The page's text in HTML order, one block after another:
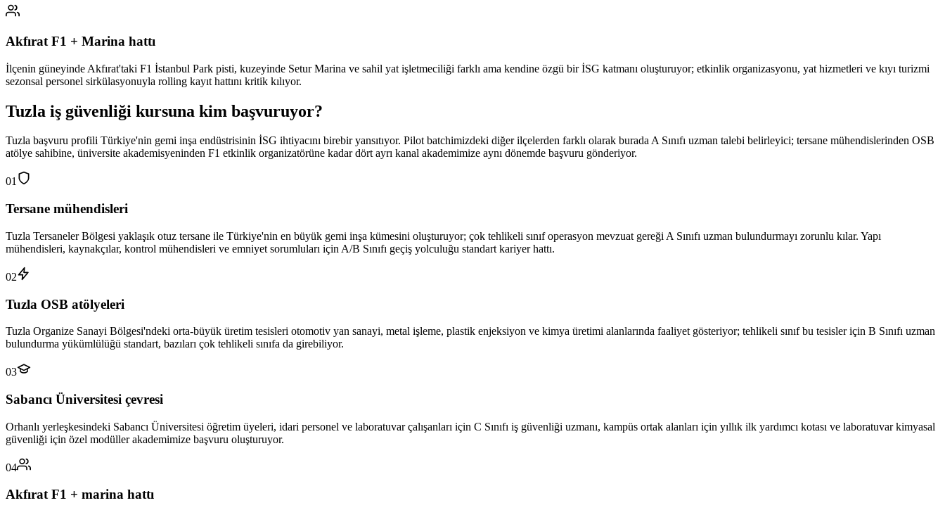
Akfırat F1 + Marina hattı
İlçenin güneyinde Akfırat'taki F1 İstanbul Park pisti, kuzeyinde Setur Marina ve sahil yat işletmeciliği farklı ama kendine özgü bir İSG katmanı oluşturuyor; etkinlik organizasyonu, yat hizmetleri ve kıyı turizmi
sezonsal personel sirkülasyonuyla rolling kayıt hattını kritik kılıyor.
Tuzla iş güvenliği kursuna kim başvuruyor?
Tuzla başvuru profili Türkiye'nin gemi inşa endüstrisinin İSG ihtiyacını birebir yansıtıyor. Pilot batchimizdeki diğer ilçelerden farklı olarak burada A Sınıfı uzman talebi belirleyici; tersane mühendislerinden OSB
atölye sahibine, üniversite akademisyeninden F1 etkinlik organizatörüne kadar dört ayrı kanal akademimize aynı dönemde başvuru gönderiyor.
01
Tersane mühendisleri
Tuzla Tersaneler Bölgesi yaklaşık otuz tersane ile Türkiye'nin en büyük gemi inşa kümesini oluşturuyor; çok tehlikeli sınıf operasyon mevzuat gereği A Sınıfı uzman bulundurmayı zorunlu kılar. Yapı
mühendisleri, kaynakçılar, kontrol mühendisleri ve emniyet sorumluları için A/B Sınıfı geçiş yolculuğu standart kariyer hattı.
02
Tuzla OSB atölyeleri
Tuzla Organize Sanayi Bölgesi'ndeki orta-büyük üretim tesisleri otomotiv yan sanayi, metal işleme, plastik enjeksiyon ve kimya üretimi alanlarında faaliyet gösteriyor; tehlikeli sınıf bu tesisler için B Sınıfı uzman
bulundurma yükümlülüğü standart, bazıları çok tehlikeli sınıfa da girebiliyor.
03
Sabancı Üniversitesi çevresi
Orhanlı yerleşkesindeki Sabancı Üniversitesi öğretim üyeleri, idari personel ve laboratuvar çalışanları için C Sınıfı iş güvenliği uzmanı, kampüs ortak alanları için yıllık ilk yardımcı kotası ve laboratuvar kimyasal
güvenliği için özel modüller akademimize başvuru oluşturuyor.
04
Akfırat F1 + marina hattı